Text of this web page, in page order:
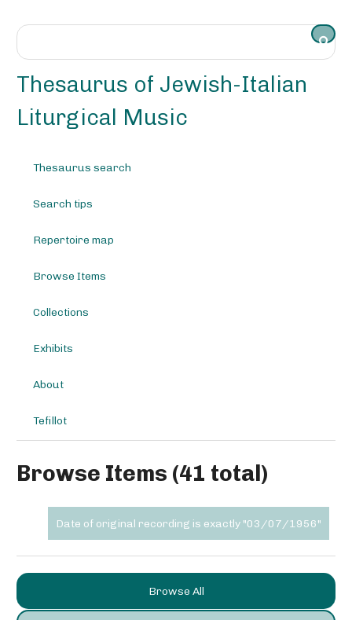
Thesaurus of Jewish-Italian
Liturgical Music
Thesaurus search
Search tips
Repertoire map
Browse Items
Collections
Exhibits
About
Tefillot
Browse Items (41 total)
Date of original recording is exactly "03/07/1956"
Browse All